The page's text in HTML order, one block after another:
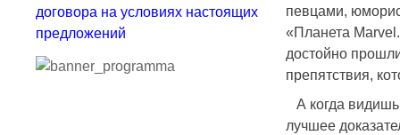
певцами,
«Планета
достойно
препятствия,
А когда
лучшее
договора на условиях настоящих
предложений